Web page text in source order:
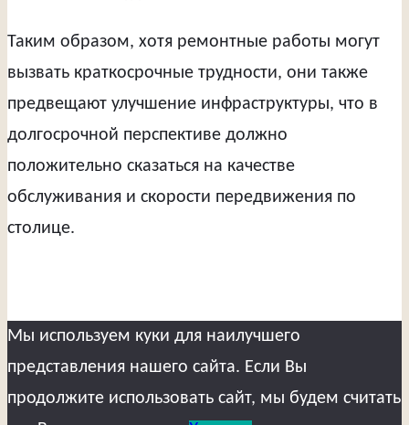
Таким образом, хотя ремонтные работы могут
вызвать краткосрочные трудности, они также
предвещают улучшение инфраструктуры, что в
долгосрочной перспективе должно
положительно сказаться на качестве
обслуживания и скорости передвижения по
столице.
Мы используем куки для наилучшего
представления нашего сайта. Если Вы
продолжите использовать сайт, мы будем считать